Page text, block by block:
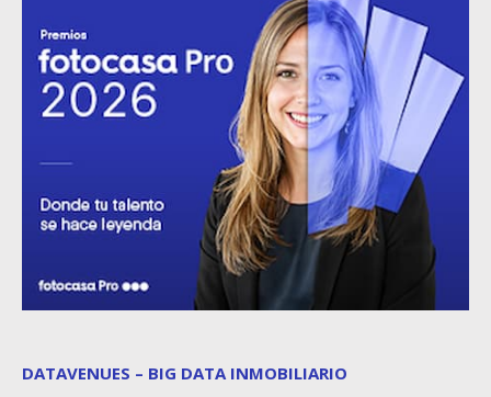
DATAVENUES – BIG DATA INMOBILIARIO